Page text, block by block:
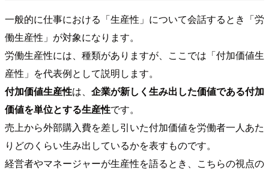
一般的に仕事における「生産性」について会話するとき「労
働生産性」が対象になります。
労働生産性には、種類がありますが、ここでは「付加価値生
産性」を代表例として説明します。
付加価値生産性は、 企業が新しく生み出した価値である付加
価値を単位とする生産性です。
売上から外部購入費を差し引いた付加価値を労働者一人あた
りどのくらい生み出しているかを表すものです。
経営者やマネージャーが生産性を語るとき、こちらの視点の